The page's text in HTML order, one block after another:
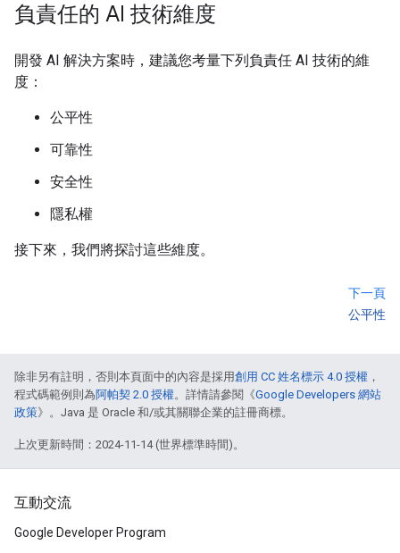
負責任的 AI 技術維度
開發 AI 解決方案時，建議您考量下列負責任 AI 技術的維
度：
公平性
可靠性
安全性
隱私權
接下來，我們將探討這些維度。
下一頁
公平性
除非另有註明，否則本頁面中的內容是採用創用 CC 姓名標示 4.0 授權 ，
程式碼範例則為阿帕契 2.0 授權。詳情請參閱《Google Developers 網站
政策》。Java 是 Oracle 和/或其關聯企業的註冊商標。
上次更新時間：2024-11-14 (世界標準時間)。
互動交流
Google Developer Program